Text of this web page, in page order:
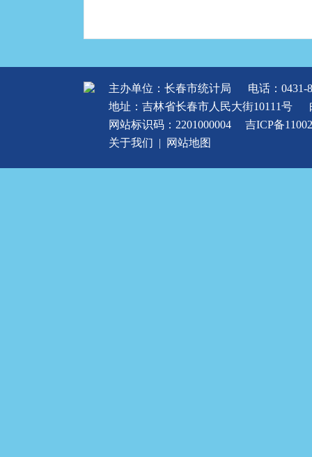
主办单位：长春市统计局
电话：0431-
地址：吉林省长春市人民大街10111号
网站标识码：2201000004
吉ICP备
关于我们 | 网站地图